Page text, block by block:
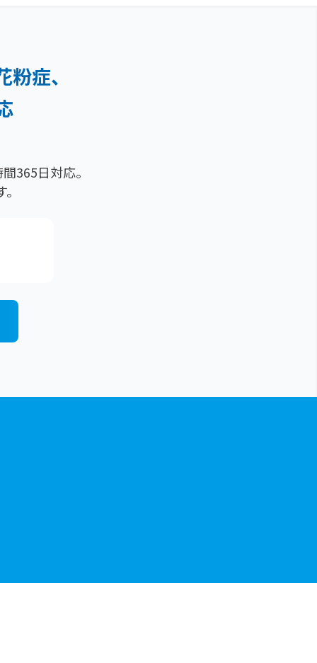
症、
365日対応。